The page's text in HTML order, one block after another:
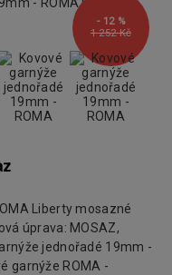
1 252 Kč
- 12 %
Liberty mosazné
úprava: MOSAZ,
jednořadé 19mm -
garnýže ROMA -